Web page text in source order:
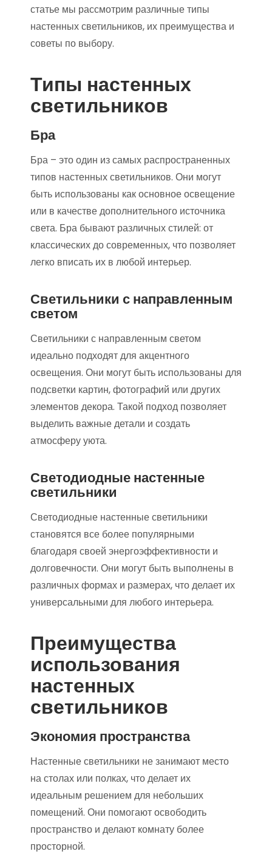
статье мы рассмотрим различные типы
настенных светильников, их преимущества и
советы по выбору.
Типы настенных
светильников
Бра
Бра – это один из самых распространенных
типов настенных светильников. Они могут
быть использованы как основное освещение
или в качестве дополнительного источника
света. Бра бывают различных стилей: от
классических до современных, что позволяет
легко вписать их в любой интерьер.
Светильники с направленным
светом
Светильники с направленным светом
идеально подходят для акцентного
освещения. Они могут быть использованы для
подсветки картин, фотографий или других
элементов декора. Такой подход позволяет
выделить важные детали и создать
атмосферу уюта.
Светодиодные настенные
светильники
Светодиодные настенные светильники
становятся все более популярными
благодаря своей энергоэффективности и
долговечности. Они могут быть выполнены в
различных формах и размерах, что делает их
универсальными для любого интерьера.
Преимущества
использования
настенных
светильников
Экономия пространства
Настенные светильники не занимают место
на столах или полках, что делает их
идеальным решением для небольших
помещений. Они помогают освободить
пространство и делают комнату более
просторной.